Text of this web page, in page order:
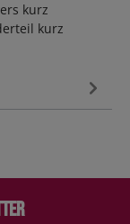
kurz
kurz